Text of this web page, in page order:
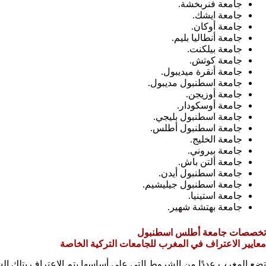
جامعة فنربخشة.
جامعة ايشك.
جامعة أوكان.
جامعة أنطاليا بليم.
جامعة بيلكنت.
جامعة كوتش.
جامعة أنقرة ميديبول.
جامعة اسطنبول مديبول.
جامعة أوزيجن.
جامعة أوسكودار.
جامعة اسطنبول بليجي.
جامعة اسطنبول أطلس.
جامعة الخليج.
جامعة بيروني.
جامعة ألتن باش.
جامعة اسطنبول أيدن.
جامعة اسطنبول جيليشيم.
جامعة استينيا.
جامعة بهتشة شهير.
تخصصات جامعة أطلس اسطنبول
معايير الاعتراف في المغرب للجامعات التركية الخاصة